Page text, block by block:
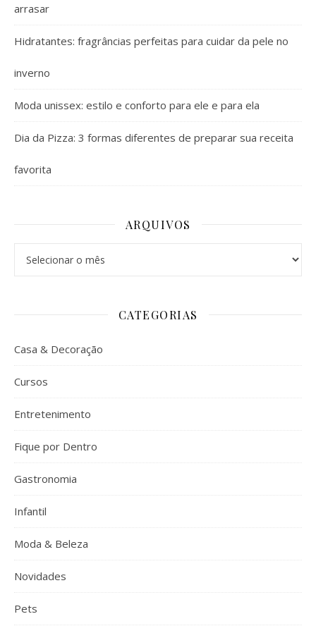
arrasar
Hidratantes: fragrâncias perfeitas para cuidar da pele no
inverno
Moda unissex: estilo e conforto para ele e para ela
Dia da Pizza: 3 formas diferentes de preparar sua receita
favorita
ARQUIVOS
CATEGORIAS
Casa & Decoração
Cursos
Entretenimento
Fique por Dentro
Gastronomia
Infantil
Moda & Beleza
Novidades
Pets